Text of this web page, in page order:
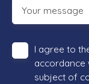
Your message
I agree to
accordance
subject of